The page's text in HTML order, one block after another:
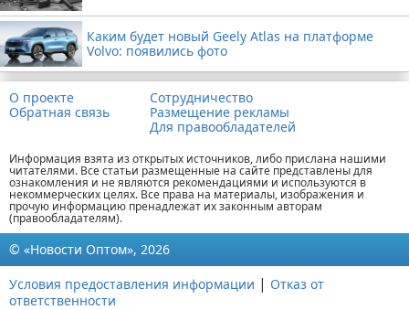
Каким будет новый Geely Atlas на платформе
Volvo: появились фото
О проекте
Обратная связь
Сотрудничество
Размещение рекламы
Для правообладателей
Информация взята из открытых источников, либо прислана нашими
читателями. Все статьи размещенные на сайте представлены для
ознакомления и не являются рекомендациями и используются в
некоммерческих целях. Все права на материалы, изображения и
прочую информацию пренадлежат их законным авторам
(правообладателям).
© «Новости Оптом», 2026
Условия предоставления информации | Отказ от
ответственности